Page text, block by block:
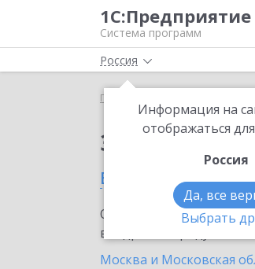
1С:Предприятие
Система программ
Россия
Информация на
отображаться
Россия
Да, все
Выбрать
Главная
Заказать 1С-
в России
Ознакомьтесь с
внедрение продукта.
Москва и Московская